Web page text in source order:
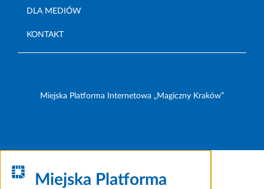
DLA MEDIÓW
KONTAKT
Miejska Platforma Internetowa „Magiczny Kraków”
Miejska Platforma